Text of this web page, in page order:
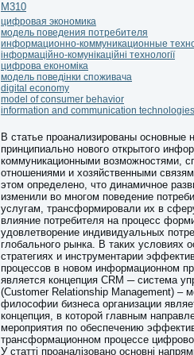
М310
цифровая экономика
модель поведения потребителя
информационно-коммуникационные
інформаційно-комунікаційні технології
цифрова економіка
модель поведінки споживача
digital economy
model of consumer behavior
information and communication technologies
В статье проанализированы основные
принципиально нового открытого
коммуникационными возможностями,
отношениями и хозяйственными
этом определено, что динамичное
изменили во многом поведение
услугам, трансформировали их в
влияние потребителя на процесс
удовлетворение индивидуальных
глобального рынка. В таких условиях
стратегиях и инструментарии
процессов в новом информационном
является концепция CRM ─ система
(Customer Relationship Management) –
философии бизнеса организации
концепция, в которой главным
мероприятия по обеспечению
трансформационном процессе
У статті проаналізовано основні